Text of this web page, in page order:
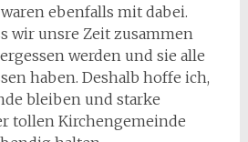
ebenfalls mit dabei.
wir unsre Zeit zusammen
werden und sie alle
haben. Deshalb hoffe ich,
bleiben und starke
tollen Kirchengemeinde